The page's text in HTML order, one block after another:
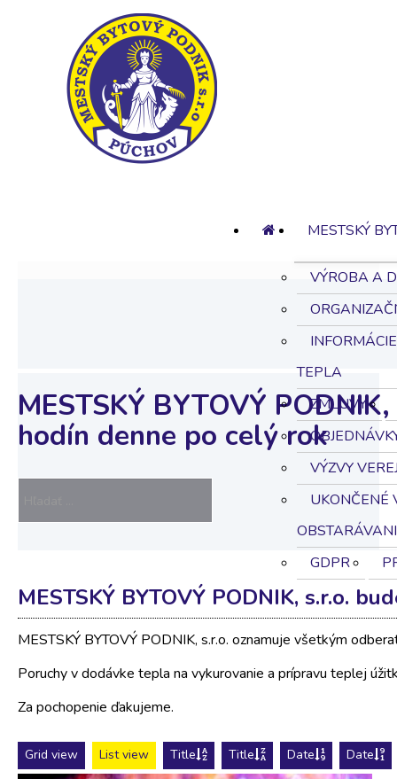
MESTSKÝ
VÝROBA A
TEPLA
ZMLUVY
VÝZVY
UKONČENÉ
GDPR
MESTSKÝ BYTOVÝ
hodín denne po celý rok
MESTSKÝ BYTOVÝ PODNIK, s.r.o.
MESTSKÝ BYTOVÝ PODNIK, s.r.o. oznamuje všetkým
Poruchy v dodávke tepla na vykurovanie a prípravu teplej
Za pochopenie ďakujeme.
Grid view List view Title Title Date Date